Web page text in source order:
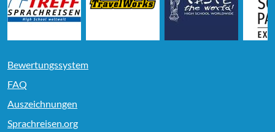
Bewertungssystem
FAQ
Auszeichnungen
Sprachreisen.org